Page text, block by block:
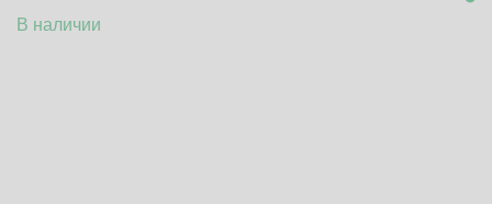
В наличии